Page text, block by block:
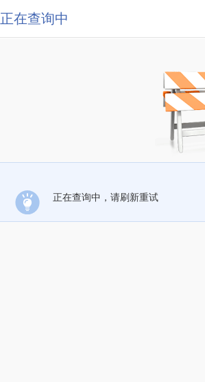
正在查询中
正在查询中，请刷新重试